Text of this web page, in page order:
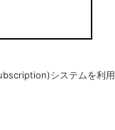
システムを利